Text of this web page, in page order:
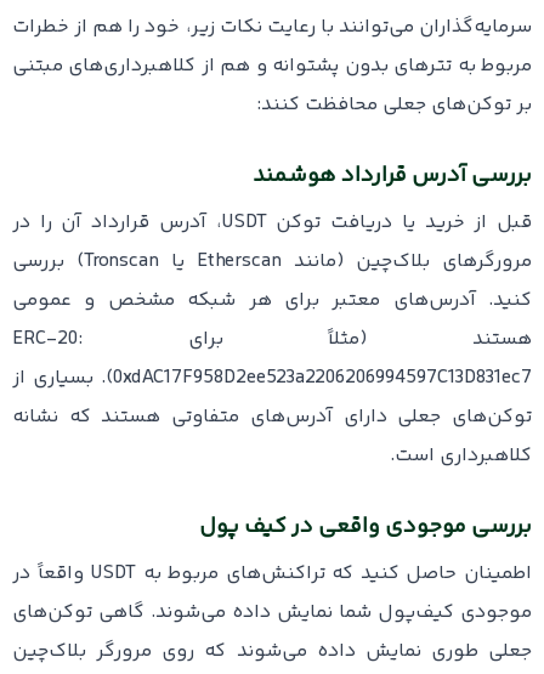
سرمایه‌گذاران می‌توانند با رعایت نکات زیر، خود را هم از خطرات
مربوط به تترهای بدون پشتوانه و هم از کلاهبرداری‌های مبتنی
بر توکن‌های جعلی محافظت کنند:
بررسی آدرس قرارداد هوشمند
قبل از خرید یا دریافت توکن USDT، آدرس قرارداد آن را در
مرورگرهای بلاک‌چین (مانند Etherscan یا Tronscan) بررسی
کنید. آدرس‌های معتبر برای هر شبکه مشخص و عمومی
هستند (مثلاً برای ERC-20:
0xdAC17F958D2ee523a2206206994597C13D831ec7). بسیاری از
توکن‌های جعلی دارای آدرس‌های متفاوتی هستند که نشانه
کلاهبرداری است.
بررسی موجودی واقعی در کیف پول
اطمینان حاصل کنید که تراکنش‌های مربوط به USDT واقعاً در
موجودی کیف‌پول شما نمایش داده می‌شوند. گاهی توکن‌های
جعلی طوری نمایش داده می‌شوند که روی مرورگر بلاک‌چین